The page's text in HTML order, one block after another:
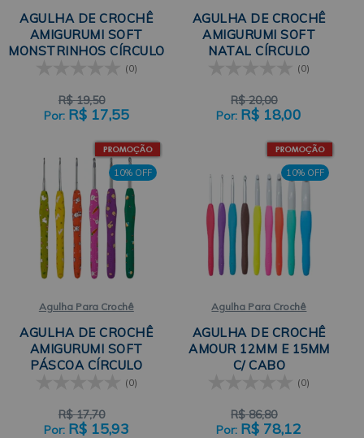
AGULHA DE CROCHÊ
AMIGURUMI SOFT
MONSTRINHOS CÍRCULO
(0)
R$ 19,50
R$ 17,55
AGULHA DE CROCHÊ
AMIGURUMI SOFT
NATAL CÍRCULO
(0)
R$ 20,00
R$ 18,00
10% OFF
Agulha Para Crochê
AGULHA DE CROCHÊ
AMIGURUMI SOFT
PÁSCOA CÍRCULO
(0)
R$ 17,70
R$ 15,93
10% OFF
Agulha Para Crochê
AGULHA DE CROCHÊ
AMOUR 12MM E 15MM
C/ CABO
EMBORRACHADO 1UN
(0)
R$ 86,80
R$ 78,12